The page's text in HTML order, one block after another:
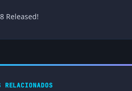
Released!
RELACIONADOS